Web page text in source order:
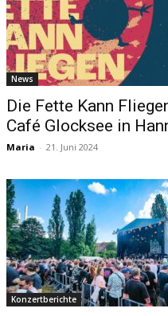
News
Die Fette Kann
Café Glocksee in
Maria - 21. Juni 2024
Konzertberichte